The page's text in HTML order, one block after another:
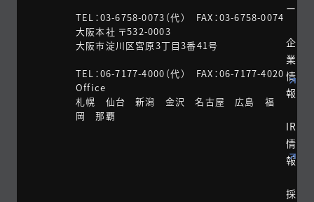
TEL：03-6758-0073（代） FAX：03-6758-0074
大阪本社 〒532-0003
大阪市淀川区宮原3丁目3番41号
TEL：06-7177-4000（代） FAX：06-7177-4020
Office
札幌 仙台 新潟 金沢 名古屋 広島 福
岡 那覇
ー
企
業
情
報
IR
情
報
採